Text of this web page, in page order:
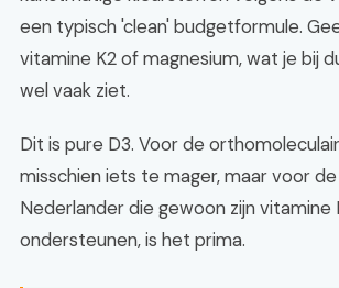
een typisch 'clean' budgetformule.
vitamine K2 of magnesium, wat je bij
wel vaak ziet.
Dit is pure D3. Voor de
misschien iets te mager, maar voor
Nederlander die gewoon zijn vitamine
ondersteunen, is het prima.